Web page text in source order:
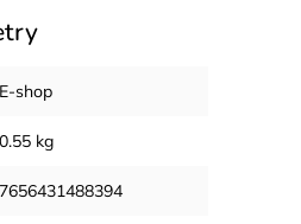
E-shop
0.55 kg
7656431488394